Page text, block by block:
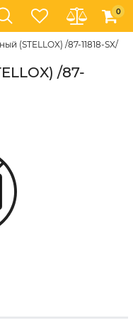
0
(STELLOX) /87-11818-SX/
/87-